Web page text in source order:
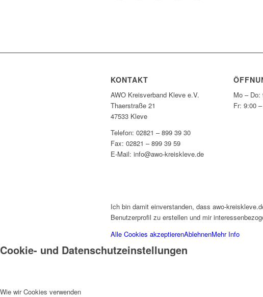
KONTAKT
AWO Kreisverband Kleve e.V.
Thaerstraße 21
47533 Kleve
Telefon: 02821 – 899 39 30
Fax: 02821 – 899 39 59
E-Mail: info@awo-kreiskleve.de
Mo – Do:
Fr: 9:00
Ich bin damit einverstanden, dass awo-
Benutzerprofil zu erstellen und mir
Alle Cookies akzeptierenAblehnenMehr Info
Cookie- und Datenschutzeinstellungen
Wie wir Cookies verwenden